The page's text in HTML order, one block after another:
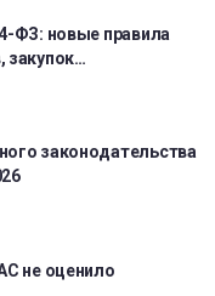
ФЗ: новые правила
закупок…
законодательства
не оценило